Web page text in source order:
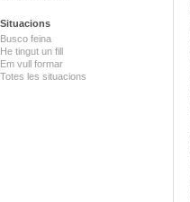
Situacions
Busco feina
He tingut un fill
Em vull formar
Totes les situacions